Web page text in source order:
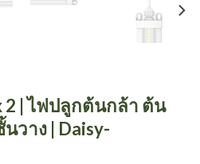
2 | ไฟปลูกต้นกล้า ต้น
วาง | Daisy-